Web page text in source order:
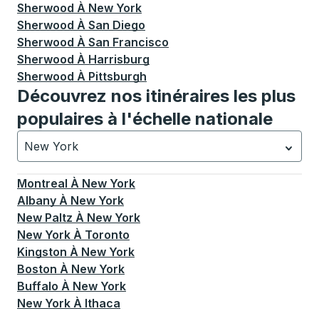
Sherwood À New York
Sherwood À San Diego
Sherwood À San Francisco
Sherwood À Harrisburg
Sherwood À Pittsburgh
Découvrez nos itinéraires les plus
populaires à l'échelle nationale
New York
Actuellement sélectionné: New York.La sélection est
Montreal À New York
Albany À New York
New Paltz À New York
New York À Toronto
Kingston À New York
Boston À New York
Buffalo À New York
New York À Ithaca